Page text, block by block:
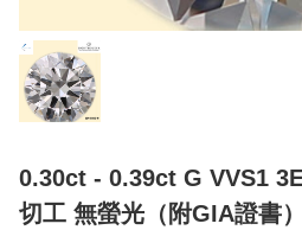
0.30ct - 0.39ct G VVS1
切工 無螢光（附GIA證書）